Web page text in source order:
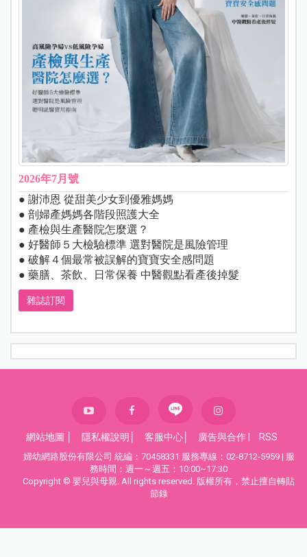
2026年7月號
● 謝沛恩 從甜美少女到優雅媽媽
● 剖婦產媽媽各階段照護大全
● 產檢與生產醫院怎麼選？
● 好醫師５大檢驗標準 選對醫院是風險管理
● 破解４個最常被誤解的寶寶安全感問題
● 藥膳、茶飲、日常保養 中醫觀點看產後掉髮
雜誌訂閱
網站地圖 隱私權說明 客服中心 廣告與合作 RSS
婦幼網路股份有限公司 統編：70458331 服務專線：02-8712-5959 | 服
務時間：週一～週五：10:00~17:30
Copyright © 嬰兒與母親. All rights reserved. 版權所有，禁止擅自轉貼
節錄